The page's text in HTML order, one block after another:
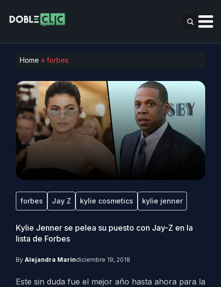
Home » forbes
forbes Jay Z kylie cosmetics kylie jenner
Kylie Jenner se pelea su puesto con Jay-Z en la
lista de Forbes
By Alejandra Maríndiciembre 19, 2018
Este sin duda fue el mejor año hasta ahora para la